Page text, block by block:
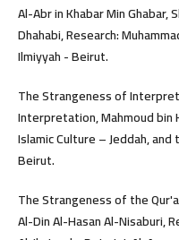
Al-Abr in Khabar Min Ghabar,
Dhahabi, Research:
Ilmiyyah - Beirut.
The Strangeness of
Interpretation, Mahmoud bin
Islamic Culture – Jeddah,
Beirut.
The Strangeness of the
Al-Din Al-Hasan Al-Nisaburi,